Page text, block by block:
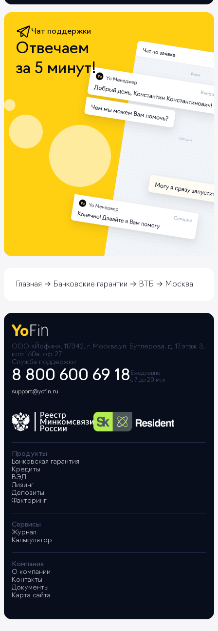
Чат поддержки
Отвечаем
за 5 минут!
Главная Банковские гарантии ВТБ Москва
ООО «Йофин», 117342, г. Москва,ул. Бутлерова, д. 17,этаж 3,
ком 160а, оф 27
Служба поддержки
8 800 600 69 18 Ежедневно
с 7 до 20 мск
support@yofin.ru
Продукты
Банковская гарантия
Кредиты
ВЭД
Лизинг
Депозиты
Факторинг
Сервисы
Журнал
Калькулятор
Компания
О компании
Контакты
Документы
Карта сайта